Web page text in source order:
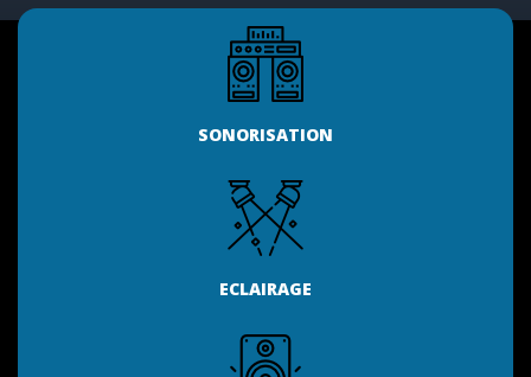
SONORISATION
ECLAIRAGE